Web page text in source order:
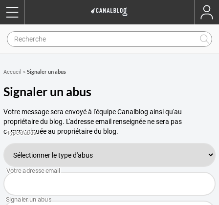
Accueil » Signaler un abus
Signaler un abus
Votre message sera envoyé à l'équipe Canalblog ainsi qu'au
propriétaire du blog. L'adresse email renseignée ne sera pas
communiquée au propriétaire du blog.